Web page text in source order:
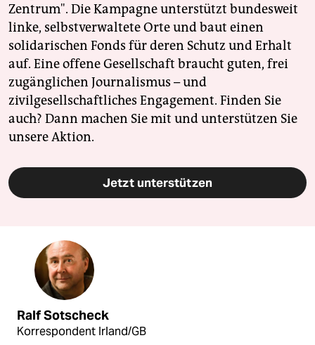
Zentrum". Die Kampagne unterstützt bundesweit
linke, selbstverwaltete Orte und baut einen
solidarischen Fonds für deren Schutz und Erhalt
auf. Eine offene Gesellschaft braucht guten, frei
zugänglichen Journalismus – und
zivilgesellschaftliches Engagement. Finden Sie
auch? Dann machen Sie mit und unterstützen Sie
unsere Aktion.
Jetzt unterstützen
Ralf Sotscheck
Korrespondent Irland/GB